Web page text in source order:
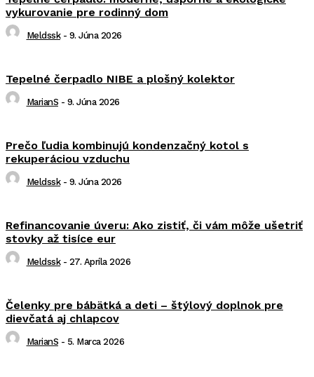
vykurovanie pre rodinný dom
Meldssk - 9. Júna 2026
Tepelné čerpadlo NIBE a plošný kolektor
MarianS - 9. Júna 2026
Prečo ľudia kombinujú kondenzačný kotol s
rekuperáciou vzduchu
Meldssk - 9. Júna 2026
Refinancovanie úveru: Ako zistiť, či vám môže ušetriť
stovky až tisíce eur
Meldssk - 27. Apríla 2026
Čelenky pre bábätká a deti – štýlový doplnok pre
dievčatá aj chlapcov
MarianS - 5. Marca 2026